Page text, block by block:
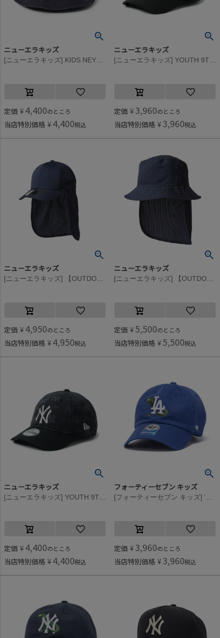
ニューエラキッズ
定価 ¥ 4,400のところ
当店特別価格 ¥ 4,400税込
ニューエラキッズ
定価 ¥ 3,960のところ
当店特別価格 ¥ 3,960税込
ニューエラキッズ
定価 ¥ 4,950のところ
当店特別価格 ¥ 4,950税込
ニューエラキッズ
定価 ¥ 5,500のところ
当店特別価格 ¥ 5,500税込
ニューエラキッズ
定価 ¥ 4,400のところ
当店特別価格 ¥ 4,400税込
フォーティーセブン キッズ
定価 ¥ 3,960のところ
当店特別価格 ¥ 3,960税込